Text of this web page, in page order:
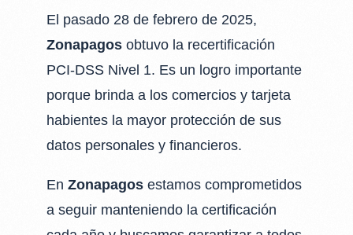
El pasado 28 de febrero de 2025,
Zonapagosobtuvo la recertificación
PCI-DSS Nivel 1. Es un logro importante
porque brinda a los comercios y tarjeta
habientes la mayor protección de sus
datos personales y financieros.
En Zonapagosestamos comprometidos
a seguir manteniendo la certificación